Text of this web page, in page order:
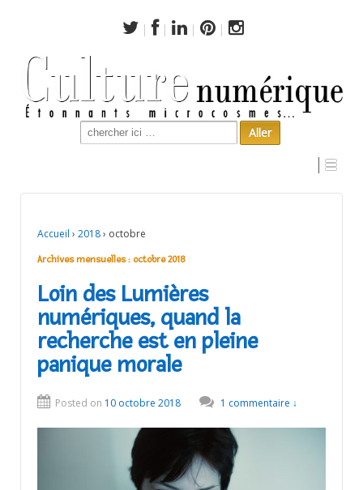
Search
for:
Accueil › 2018› octobre
Archives mensuelles : octobre 2018
Loin des Lumières
numériques, quand la
recherche est en pleine
panique morale
Posted on 10 octobre 2018 1 commentaire ↓